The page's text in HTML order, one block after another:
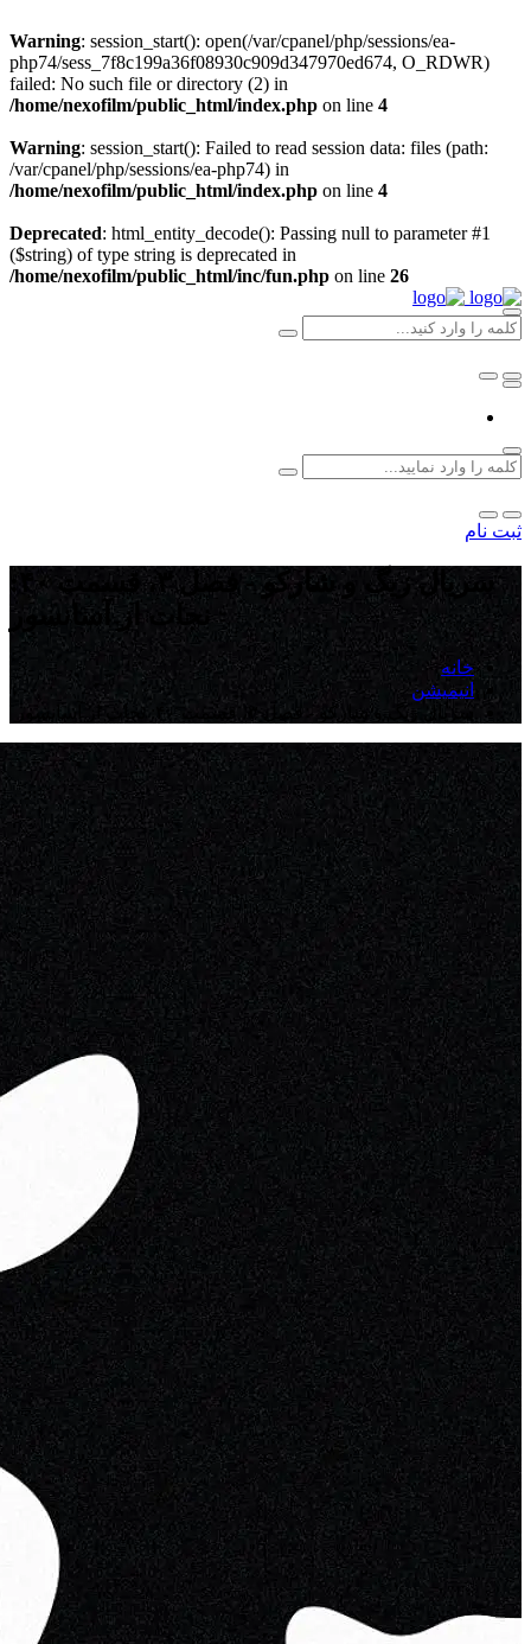
Warning: session_start(): open(/var/cpanel/php/sessions/ea-
php74/sess_7f8c199a36f08930c909d347970ed674, O_RDWR)
failed: No such file or directory (2) in
/home/nexofilm/public_html/index.php on line 4
Warning: session_start(): Failed to read session data: files (path:
/var/cpanel/php/sessions/ea-php74) in
/home/nexofilm/public_html/index.php on line 4
Deprecated: html_entity_decode(): Passing null to parameter #1
($string) of type string is deprecated in
/home/nexofilm/public_html/inc/fun.php on line 26
ثبت نام
سریال زیگ و شارکو - فصل ۳، قسمت ۴۰:
نجات از آسانسور
خانه
انیمیشن
سریال زیگ و شارکو - فصل ۳، قسمت ۴۰: نجات از آسانسور